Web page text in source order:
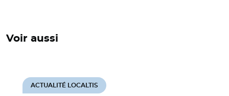
Voir aussi
ACTUALITÉ LOCALTIS